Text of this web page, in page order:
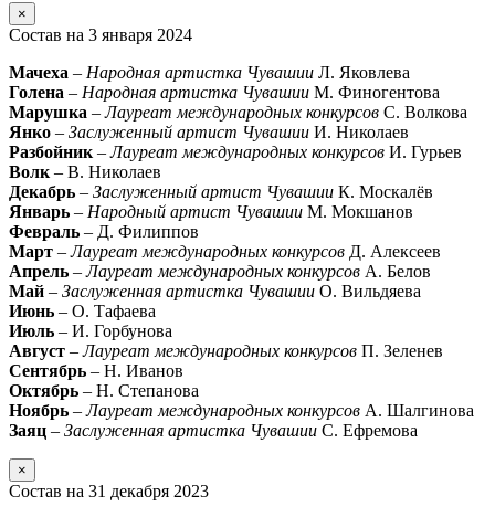
×
Состав на 3 января 2024
Мачеха – Народная артистка Чувашии Л. Яковлева
Голена – Народная артистка Чувашии М. Финогентова
Марушка –Лауреат международных конкурсов С. Волкова
Янко – Заслуженный артист Чувашии И. Николаев
Разбойник –Лауреат международных конкурсов И. Гурьев
Волк – В. Николаев
Декабрь – Заслуженный артист Чувашии К. Москалёв
Январь – Народный артист Чувашии М. Мокшанов
Февраль – Д. Филиппов
Март –Лауреат международных конкурсов Д. Алексеев
Апрель –Лауреат международных конкурсов А. Белов
Май – Заслуженная артистка Чувашии О. Вильдяева
Июнь – О. Тафаева
Июль – И. Горбунова
Август –Лауреат международных конкурсов П. Зеленев
Сентябрь – Н. Иванов
Октябрь – Н. Степанова
Ноябрь –Лауреат международных конкурсов А. Шалгинова
Заяц – Заслуженная артистка Чувашии С. Ефремова
×
Состав на 31 декабря 2023